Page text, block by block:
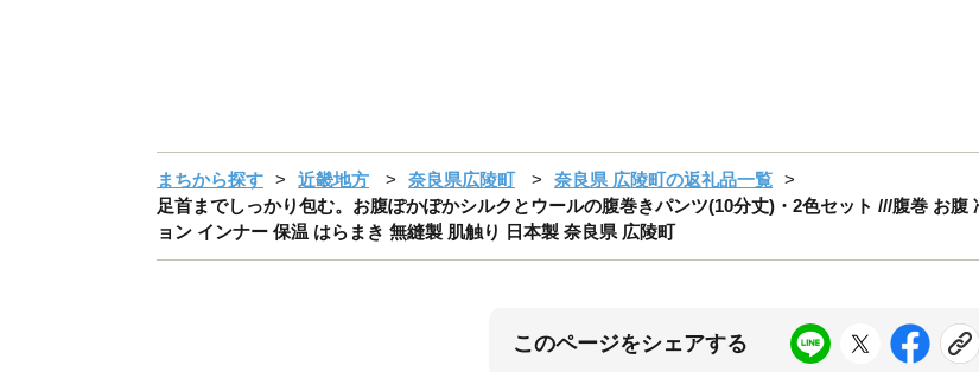
まちから探す 近畿地方 奈良県広陵町
奈良県 広陵町の返礼品一覧
足首までしっかり包む。お腹ぽかぽかシルクとウールの腹巻きパンツ(10分丈)・2色セット ///腹巻 お
ョン インナー 保温 はらまき 無縫製 肌触り 日本製 奈良県 広陵町
このページをシェアする